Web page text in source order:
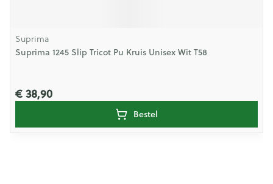
Suprima
Suprima 1245 Slip Tricot Pu Kruis Unisex Wit T58
€ 38,90
Bestel